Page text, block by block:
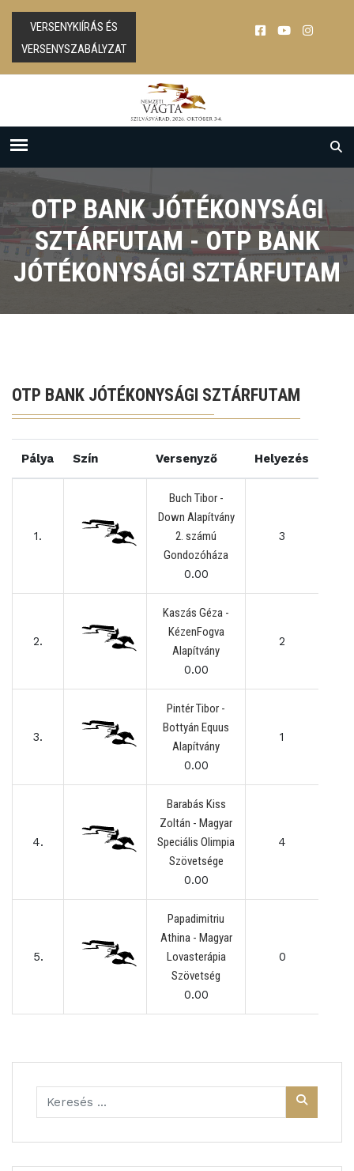
VERSENYKIÍRÁS ÉS
VERSENYSZABÁLYZAT
OTP BANK JÓTÉKONYSÁGI
SZTÁRFUTAM - OTP BANK
JÓTÉKONYSÁGI SZTÁRFUTAM
OTP BANK JÓTÉKONYSÁGI SZTÁRFUTAM
Pálya Szín Versenyző Helyezés
1.
Buch Tibor -
Down Alapítvány
2. számú
Gondozóháza
0.00
3
2.
Kaszás Géza -
KézenFogva
Alapítvány
0.00
2
3.
Pintér Tibor -
Bottyán Equus
Alapítvány
0.00
1
4.
Barabás Kiss
Zoltán - Magyar
Speciális Olimpia
Szövetsége
0.00
4
5.
Papadimitriu
Athina - Magyar
Lovasterápia
Szövetség
0.00
0